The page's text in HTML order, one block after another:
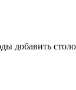
добавить